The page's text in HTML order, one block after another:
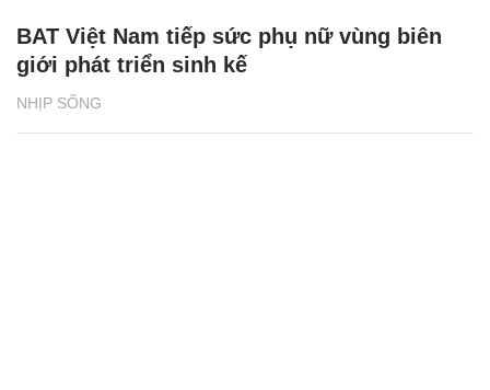
NHỊP SỐNG
BAT Việt Nam tiếp sức phụ nữ vùng biên
giới phát triển sinh kế